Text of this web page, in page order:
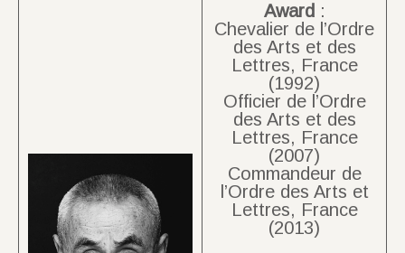
Award :
Chevalier de l’Ordre
des Arts et des
Lettres, France
(1992)
Officier de l’Ordre
des Arts et des
Lettres, France
(2007)
Commandeur de
l’Ordre des Arts et
Lettres, France
(2013)